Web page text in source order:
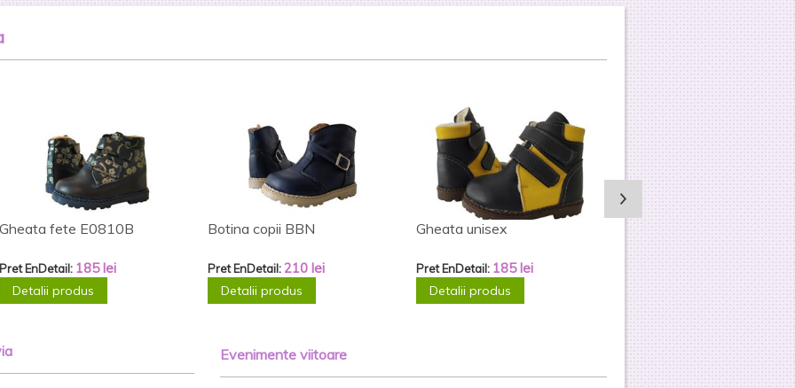
Gheata fete LUC51
Pret EnDetail: 220lei
Detalii produs
Adidas 0209
Pret EnDetail: 215 lei
Detalii produs
Adidas 0210
Pret EnDetail: 215lei
Detalii produs
Evenimente viitoare